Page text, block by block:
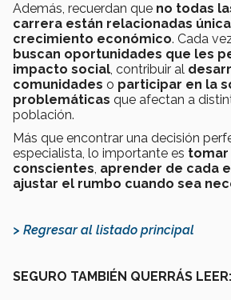
Además, recuerdan que no todas
carrera están relacionadas
crecimiento económico. Cada
buscan oportunidades que les
impacto social, contribuir al
comunidades o participar en la
problemáticas que afectan a
población.
Más que encontrar una decisión
especialista, lo importante es tomar
conscientes, aprender de cada
ajustar el rumbo cuando sea
> Regresar al listado principal
SEGURO TAMBIÉN QUERRÁS LEER: